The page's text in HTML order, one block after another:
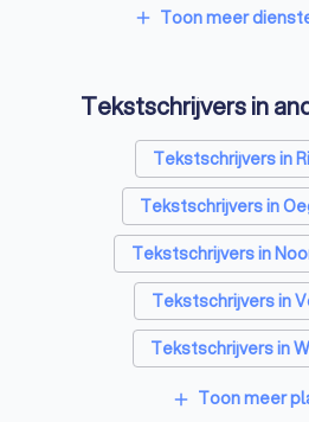
Vertaalbureaus in
Grafisch ontwerpers
Reclamebureaus in Katwijk
add Toon meer
Tekstschrijvers in
Tekstschrijvers in
Tekstschrijvers in
Tekstschrijvers in
Tekstschrijvers in
Tekstschrijvers in
Tekstschrijvers in
add Toon meer